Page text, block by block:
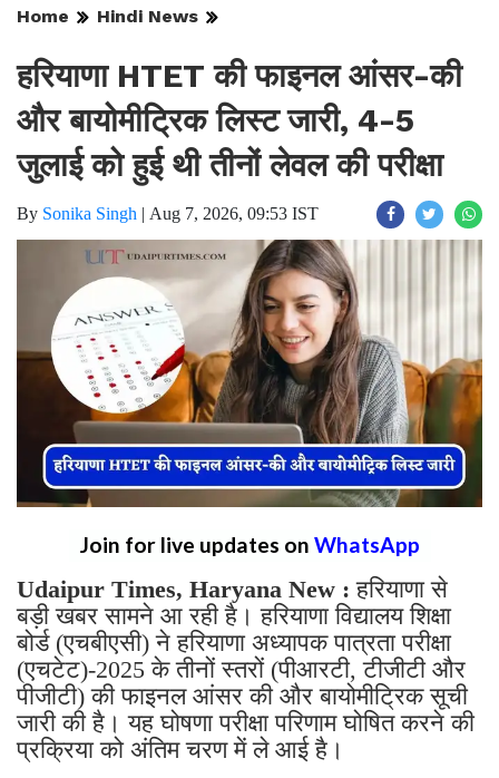
Home Hindi News
हरियाणा HTET की फाइनल आंसर-की
और बायोमीट्रिक लिस्ट जारी, 4-5
जुलाई को हुई थी तीनों लेवल की परीक्षा
By Sonika Singh | Aug 7, 2026, 09:53 IST
Join for live updates on WhatsApp
Udaipur Times, Haryana New :हरियाणा से
बड़ी खबर सामने आ रही है। हरियाणा विद्यालय शिक्षा
बोर्ड (एचबीएसी) ने हरियाणा अध्यापक पात्रता परीक्षा
(एचटेट)-2025 के तीनों स्तरों (पीआरटी, टीजीटी और
पीजीटी) की फाइनल आंसर की और बायोमीट्रिक सूची
जारी की है। यह घोषणा परीक्षा परिणाम घोषित करने की
प्रक्रिया को अंतिम चरण में ले आई है।